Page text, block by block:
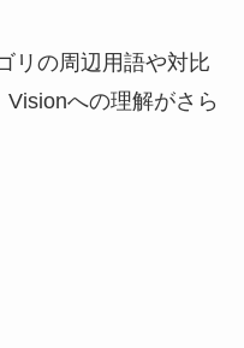
リの周辺用語や対比
への理解がさら